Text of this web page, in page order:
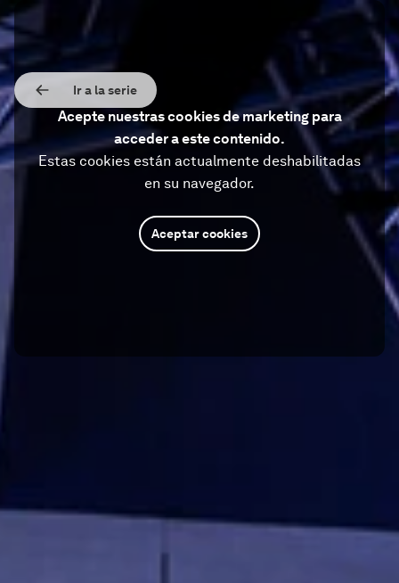
Ir a la serie
Acepte nuestras cookies de marketing para
acceder a este contenido.
Estas cookies están actualmente deshabilitadas
en su navegador.
Aceptar cookies